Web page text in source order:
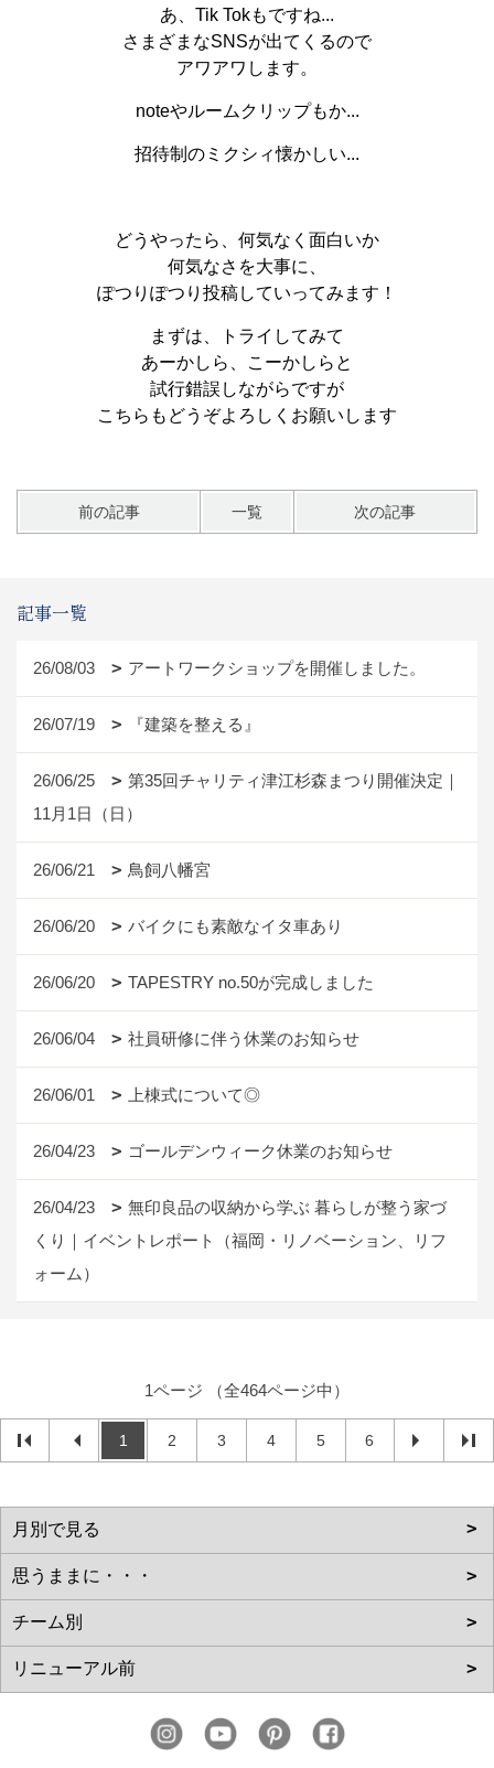
あ、Tik Tokもですね...
さまざまなSNSが出てくるので
アワアワします。
noteやルームクリップもか...
招待制のミクシィ懐かしい...
どうやったら、何気なく面白いか
何気なさを大事に、
ぽつりぽつり投稿していってみます！
まずは、トライしてみて
あーかしら、こーかしらと
試行錯誤しながらですが
こちらもどうぞよろしくお願いします
前の記事 一覧 次の記事
記事一覧
26/08/03 アートワークショップを開催しました。
26/07/19 『建築を整える』
26/06/25
第35回チャリティ津江杉森まつり開催決定｜
11月1日（日）
26/06/21 鳥飼八幡宮
26/06/20 バイクにも素敵なイタ車あり
26/06/20 TAPESTRY no.50が完成しました
26/06/04 社員研修に伴う休業のお知らせ
26/06/01 上棟式について◎
26/04/23 ゴールデンウィーク休業のお知らせ
26/04/23
無印良品の収納から学ぶ 暮らしが整う家づ
くり｜イベントレポート（福岡・リノベーション、リフ
ォーム）
1ページ （全464ページ中）
1 2 3 4 5 6